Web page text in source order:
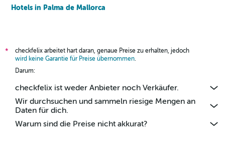
Hotels in Palma de Mallorca
*
checkfelix arbeitet hart daran, genaue Preise zu erhalten, jedoch
wird keine Garantie für Preise übernommen.
Darum:
checkfelix ist weder Anbieter noch Verkäufer.
Wir durchsuchen und sammeln riesige Mengen an
Daten für dich.
Warum sind die Preise nicht akkurat?